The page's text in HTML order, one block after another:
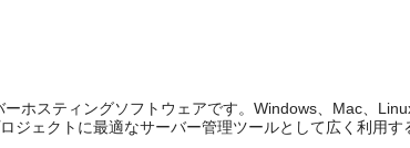
ホスティングソフトウェアです。Windows、Mac、
ジェクトに最適なサーバー管理ツールとして広く利用す